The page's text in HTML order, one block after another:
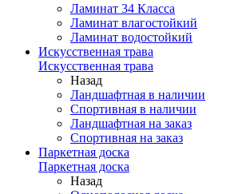
Ламинат 34 Класса
Ламинат влагостойкий
Ламинат водостойкий
Искусственная трава
Искусственная трава
Назад
Ландшафтная в наличии
Спортивная в наличии
Ландшафтная на заказ
Спортивная на заказ
Паркетная доска
Паркетная доска
Назад